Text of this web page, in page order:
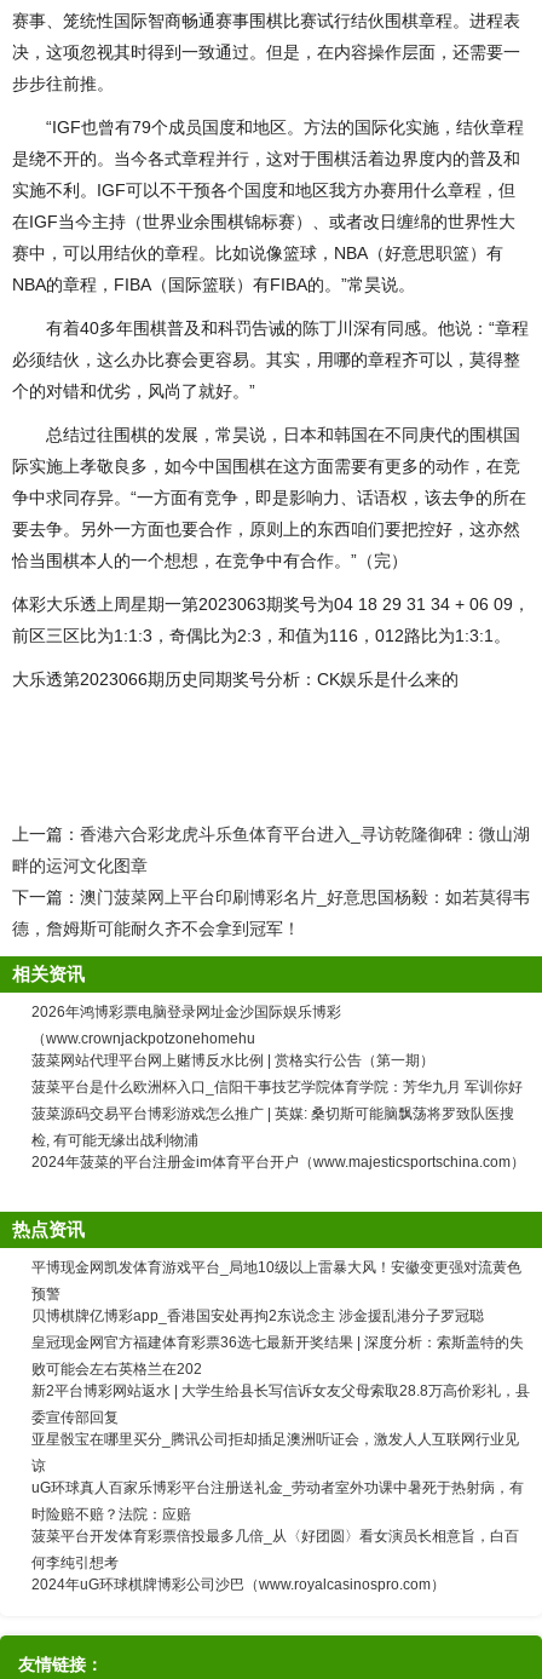
赛事、笼统性国际智商畅通赛事围棋比赛试行结伙围棋章程。进程表
决，这项忽视其时得到一致通过。但是，在内容操作层面，还需要一
步步往前推。
“IGF也曾有79个成员国度和地区。方法的国际化实施，结伙章程
是绕不开的。当今各式章程并行，这对于围棋活着边界度内的普及和
实施不利。IGF可以不干预各个国度和地区我方办赛用什么章程，但
在IGF当今主持（世界业余围棋锦标赛）、或者改日缠绵的世界性大
赛中，可以用结伙的章程。比如说像篮球，NBA（好意思职篮）有
NBA的章程，FIBA（国际篮联）有FIBA的。”常昊说。
有着40多年围棋普及和科罚告诫的陈丁川深有同感。他说：“章程
必须结伙，这么办比赛会更容易。其实，用哪的章程齐可以，莫得整
个的对错和优劣，风尚了就好。”
总结过往围棋的发展，常昊说，日本和韩国在不同庚代的围棋国
际实施上孝敬良多，如今中国围棋在这方面需要有更多的动作，在竞
争中求同存异。“一方面有竞争，即是影响力、话语权，该去争的所在
要去争。另外一方面也要合作，原则上的东西咱们要把控好，这亦然
恰当围棋本人的一个想想，在竞争中有合作。”（完）
体彩大乐透上周星期一第2023063期奖号为04 18 29 31 34 + 06 09，
前区三区比为1:1:3，奇偶比为2:3，和值为116，012路比为1:3:1。
大乐透第2023066期历史同期奖号分析：CK娱乐是什么来的
上一篇： 香港六合彩龙虎斗乐鱼体育平台进入_寻访乾隆御碑：微山湖
畔的运河文化图章
下一篇： 澳门菠菜网上平台印刷博彩名片_好意思国杨毅：如若莫得韦
德，詹姆斯可能耐久齐不会拿到冠军！
相关资讯
2026年鸿博彩票电脑登录网址金沙国际娱乐博彩
（www.crownjackpotzonehomehu
菠菜网站代理平台网上赌博反水比例 | 赏格实行公告（第一期）
菠菜平台是什么欧洲杯入口_信阳干事技艺学院体育学院：芳华九月 军训你好
菠菜源码交易平台博彩游戏怎么推广 | 英媒: 桑切斯可能脑飘荡将罗致队医搜
检, 有可能无缘出战利物浦
2024年菠菜的平台注册金im体育平台开户（www.majesticsportschina.com）
热点资讯
平博现金网凯发体育游戏平台_局地10级以上雷暴大风！安徽变更强对流黄色
预警
贝博棋牌亿博彩app_香港国安处再拘2东说念主 涉金援乱港分子罗冠聪
皇冠现金网官方福建体育彩票36选七最新开奖结果 | 深度分析：索斯盖特的失
败可能会左右英格兰在202
新2平台博彩网站返水 | 大学生给县长写信诉女友父母索取28.8万高价彩礼，县
委宣传部回复
亚星骰宝在哪里买分_腾讯公司拒却插足澳洲听证会，激发人人互联网行业见
谅
uG环球真人百家乐博彩平台注册送礼金_劳动者室外功课中暑死于热射病，有
时险赔不赔？法院：应赔
菠菜平台开发体育彩票倍投最多几倍_从〈好团圆〉看女演员长相意旨，白百
何李纯引想考
2024年uG环球棋牌博彩公司沙巴（www.royalcasinospro.com）
友情链接：